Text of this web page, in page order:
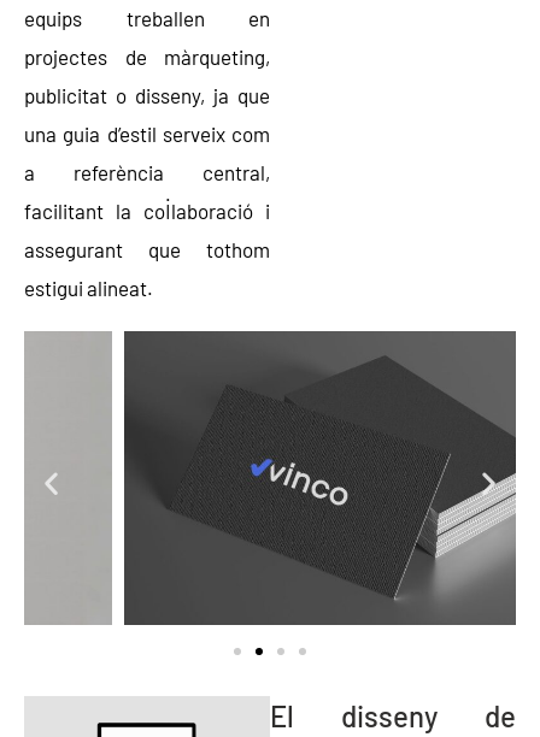
equips treballen en
projectes de màrqueting,
publicitat o disseny, ja que
una guia d’estil serveix com
a referència central,
facilitant la col·laboració i
assegurant que tothom
estigui alineat.
El disseny de